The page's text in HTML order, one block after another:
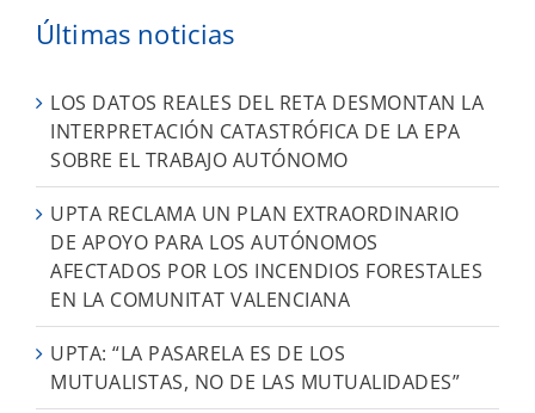
Últimas noticias
LOS DATOS REALES DEL RETA DESMONTAN LA
INTERPRETACIÓN CATASTRÓFICA DE LA EPA
SOBRE EL TRABAJO AUTÓNOMO
UPTA RECLAMA UN PLAN EXTRAORDINARIO
DE APOYO PARA LOS AUTÓNOMOS
AFECTADOS POR LOS INCENDIOS FORESTALES
EN LA COMUNITAT VALENCIANA
UPTA: “LA PASARELA ES DE LOS
MUTUALISTAS, NO DE LAS MUTUALIDADES”